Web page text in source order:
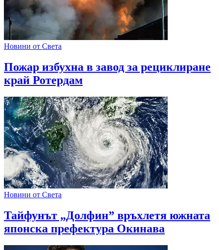
Новини от Света
Пожар избухна в завод за рециклиране
край Ротердам
Новини от Света
Тайфунът „Долфин” връхлетя южната
японска префектура Окинава